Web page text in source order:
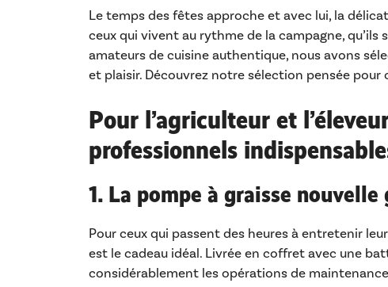
Le temps des fêtes approche et avec lui, la
ceux qui vivent au rythme de la campagne,
amateurs de cuisine authentique, nous avons
et plaisir. Découvrez notre sélection pensée pour
Pour l’agriculteur et
professionnels
1. La pompe à graisse
Pour ceux qui passent des heures à entretenir
est le cadeau idéal. Livrée en coffret avec une
considérablement les opérations de